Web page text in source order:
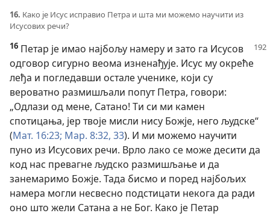
16. Како је Исус исправио Петра и шта ми можемо научити из
Исусових речи?
16 Петар је имао најбољу намеру и зато га Исусов
одговор сигурно веома изненађује. Исус му окреће
леђа и погледавши остале ученике, који су
вероватно размишљали попут Петра, говори:
„Одлази од мене, Сатано! Ти си ми камен
спотицања, јер твоје мисли нису Божје, него људске“
(Мат. 16:23; Мар. 8:32, 33). И ми можемо научити
пуно из Исусових речи. Врло лако се може десити да
код нас превагне људско размишљање и да
занемаримо Божје. Тада бисмо и поред најбољих
намера могли несвесно подстицати некога да ради
оно што жели Сатана а не Бог. Како је Петар